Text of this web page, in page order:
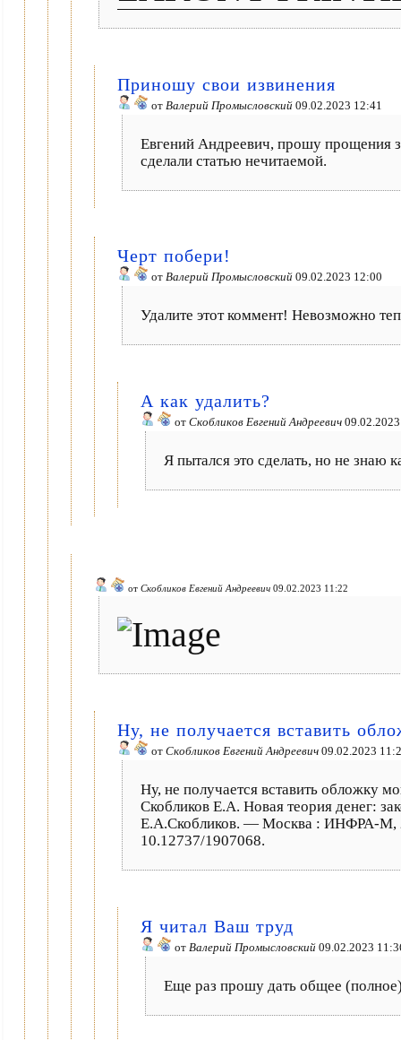
Приношу свои извинения
от Валерий Промысловский 09.02.2023 12:41
Евгений Андреевич, прошу прощения
сделали статью нечитаемой.
Черт побери!
от Валерий Промысловский 09.02.2023 12:00
Удалите этот коммент! Невозможно
А как удалить?
от Скобликов Евгений Андреевич
Я пытался это сделать, но не знаю
от Скобликов Евгений Андреевич 09.02.2023 11:22
Ну, не получается вставить
от Скобликов Евгений Андреевич 09.02.2023
Ну, не получается вставить обложку
Скобликов Е.А. Новая теория денег:
Е.А.Скобликов. — Москва : ИНФРА-
10.12737/1907068.
Я читал Ваш труд
от Валерий Промысловский 09.02.2023
Еще раз прошу дать общее